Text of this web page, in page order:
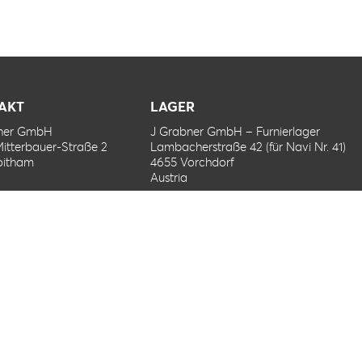
GmbH
Straße 2
LAGER
J Grabner GmbH – Furnierlager
Lambacherstraße 42 (für Navi Nr. 41)
4655 Vorchdorf
Austria